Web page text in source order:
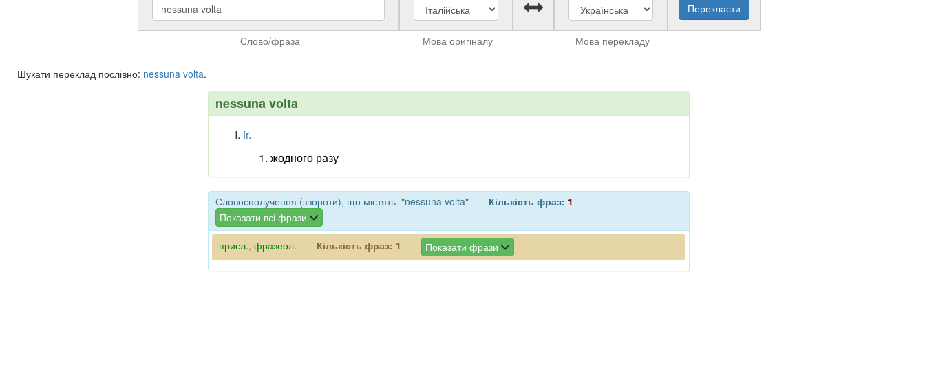
Слово/фраза Мова оригіналу Мова перекладу
Шукати переклад послівно: nessuna volta.
nessuna volta
fr.
жодного разу
Словосполучення (звороти), що містять "nessuna volta" Кількість фраз: 1
Показати всі фрази
присл., фразеол. Кількість фраз: 1 Показати фрази